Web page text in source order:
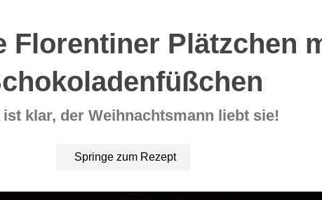
Florentiner Plätzchen
ist klar, der Weihnachtsmann liebt sie!
Springe zum Rezept